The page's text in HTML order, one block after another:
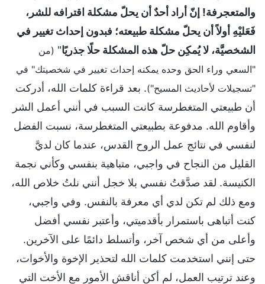
والمتعجرفة! إنّ أراد أحدٌ أن يحلّ مشكلة اقترافه للشر،
فَعَليْهِ أولاً أن يحلّ مشكلة طبيعته؛ فبدون إحداث تغيير في
الشخصيَّة، لا يُمكِن حلّ هذه المشكلة حلًا جذريًا" (من
"السعي وراء الحق وحده يمكنه إحداث تغيير في شخصيتك" في
"تسجيلات لأحاديث المسيح"). بعد قراءة كلمات الله، أدركت
أن طبيعتي المتغطرسة كانت السبب في أنني أعمل الشر
وأقاوم الله. مدفوعة بطبيعتي المتغطرسة، نسبت الفضل
لنفسي في نتائج عمل الروح القدس، عندما كان لديَّ
القليل من النجاح في واجبي، متباهية بنفسي وكأني نجمة
الكنيسة. لقد صدَّقتُ نفسي بلا خجل أنني نلتُ خلاص الله،
ومع ذلك لم تكن لدي أي معرفة بالنفس. وفي واجبي،
كنت أتباهى باستمرار بأقدميتي، وأعتبر نفسي أفضل
وأعلى من أي شخص آخر، وأتسلط دائمًا على الآخرين.
حتى إنني استخدمت كلمات الله لتحذير الإخوة والأخوات،
وعند ترتيب العمل، لم أكن أناقش الأمور مع الأخت التي